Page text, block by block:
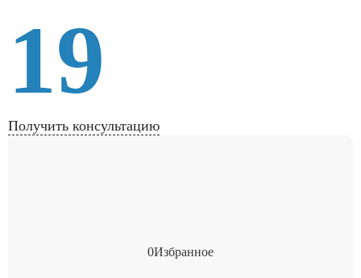
19
Получить консультацию
0Избранное